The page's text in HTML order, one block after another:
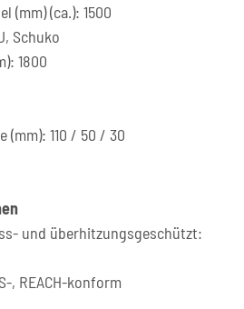
(mm) (ca.): 1500
Schuko
1800
(mm): 110 / 50 / 30
und überhitzungsgeschützt:
, REACH-konform